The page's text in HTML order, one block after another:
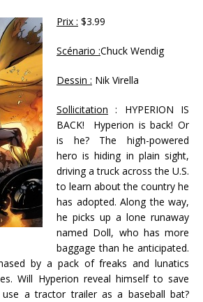
Prix : $3.99
Scénario :Chuck Wendig
Dessin : Nik Virella
Sollicitation : HYPERION IS
BACK! Hyperion is back! Or
is he? The high-powered
hero is hiding in plain sight,
driving a truck across the U.S.
to learn about the country he
has adopted. Along the way,
he picks up a lone runaway
named Doll, who has more
baggage than he anticipated.
by a pack of freaks and lunatics
Will Hyperion reveal himself to save
use a tractor trailer as a baseball bat?